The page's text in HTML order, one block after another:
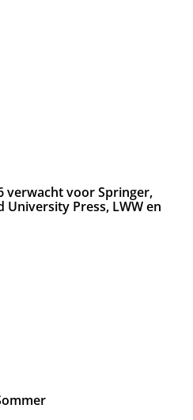
verwacht voor Springer,
Press, LWW en